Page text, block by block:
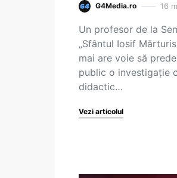
G4Media.ro 16
Un profesor de la
„Sfântul Iosif
mai are voie să
public o investigație
didactic…
Vezi articolul